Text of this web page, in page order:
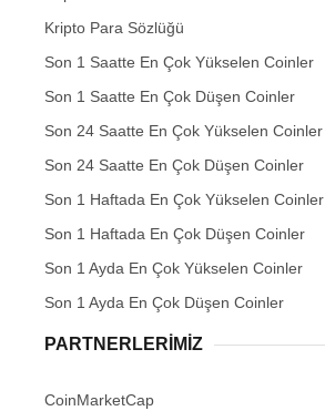
Kripto Para Sözlüğü
Son 1 Saatte En Çok Yükselen Coinler
Son 1 Saatte En Çok Düşen Coinler
Son 24 Saatte En Çok Yükselen Coinler
Son 24 Saatte En Çok Düşen Coinler
Son 1 Haftada En Çok Yükselen Coinler
Son 1 Haftada En Çok Düşen Coinler
Son 1 Ayda En Çok Yükselen Coinler
Son 1 Ayda En Çok Düşen Coinler
PARTNERLERIMIZ
CoinMarketCap